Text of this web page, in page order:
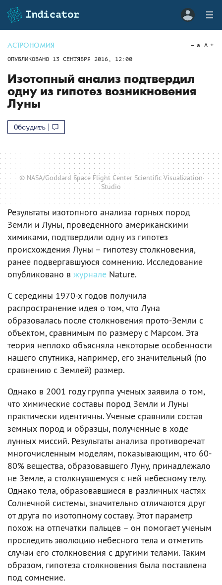
АСТРОНОМИЯ
ОПУБЛИКОВАНО 13 СЕНТЯБРЯ 2016, 12:00
a A
Изотопный анализ подтвердил
одну из гипотез возникновения
Луны
Обсудить
© NASA/Goddard Space Flight Center Scientific Visualization
Studio
Результаты изотопного анализа горных пород
Земли и Луны, проведенного американскими
химиками, подтвердили одну из гипотез
происхождения Луны – гипотезу столкновения,
ранее подвергавшуюся сомнению. Исследование
опубликовано в журнале Nature.
С середины 1970-х годов получила
распространение идея о том, что Луна
образовалась после столкновения прото-Земли с
объектом, сравнимым по размеру с Марсом. Эта
теория неплохо объясняла некоторые особенности
нашего спутника, например, его значительный (по
сравнению с Землей) размер.
Однако в 2001 году группа ученых заявила о том,
что химические составы пород Земли и Луны
практически идентичны. Ученые сравнили состав
земных пород и образцы, полученные в ходе
лунных миссий. Результаты анализа противоречат
многочисленным моделям, показывающим, что 60-
80% вещества, образовавшего Луну, принадлежало
не Земле, а столкнувшемуся с ней небесному телу.
Однако тела, образовавшиеся в различных частях
Солнечной системы, значительно отличаются друг
от друга по изотопному составу. Этот параметр
похож на отпечатки пальцев – он помогает ученым
проследить эволюцию небесного тела и отметить
случаи его столкновения с другими телами. Таким
образом, гипотеза столкновения была поставлена
под сомнение.